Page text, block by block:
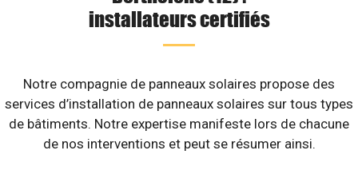
installateurs certifiés
Notre compagnie de panneaux solaires propose des
services d’installation de panneaux solaires sur tous types
de bâtiments. Notre expertise manifeste lors de chacune
de nos interventions et peut se résumer ainsi.